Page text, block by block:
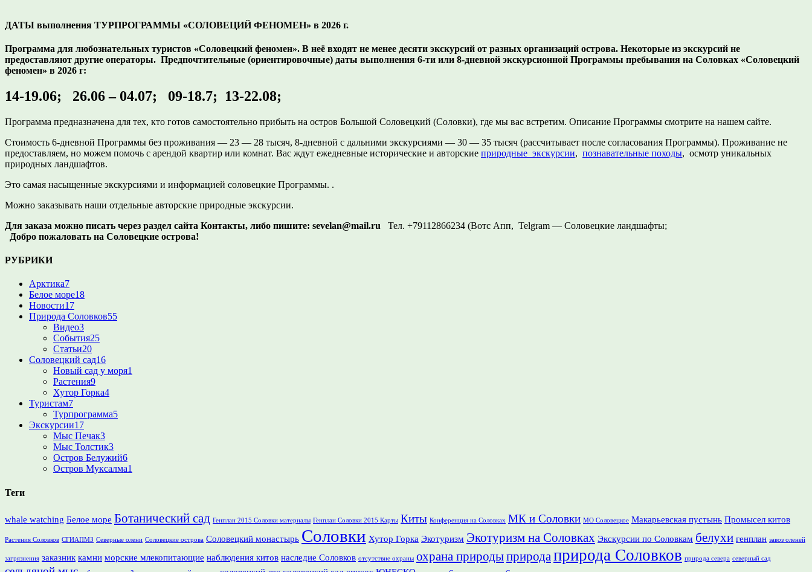
ДАТЫ выполнения ТУРПРОГРАММЫ «СОЛОВЕЦИЙ ФЕНОМЕН» в 2026 г.
Программа для любознательных туристов «Соловецкий феномен». В неё входят не менее десяти экскурсий от разных организаций острова. Некоторые из экскурсий не
предоставляют другие операторы. Предпочтительные (ориентировочные) даты выполнения 6-ти или 8-дневной экскурсионной Программы пребывания на Соловках «Соловецкий
феномен» в 2026 г:
14-19.06; 26.06 – 04.07; 09-18.7; 13-22.08;
Программа предназначена для тех, кто готов самостоятельно прибыть на остров Большой Соловецкий (Соловки), где мы вас встретим. Описание Программы смотрите на нашем сайте.
Стоимость 6-дневной Программы без проживания — 23 — 28 тысяч, 8-дневной с дальними экскурсиями — 30 — 35 тысяч (рассчитывает после согласования Программы). Проживание не
предоставляем, но можем помочь с арендой квартир или комнат. Вас ждут ежедневные исторические и авторские природные экскурсии, познавательные походы, осмотр уникальных
природных ландшафтов.
Это самая насыщенные экскурсиями и информацией соловецкие Программы. .
Можно заказывать наши отдельные авторские природные экскурсии.
Для заказа можно писать через раздел сайта Контакты, либо пишите: sevelan@mail.ru Тел. +79112866234 (Вотс Апп, Telgram — Соловецкие ландшафты;
Добро пожаловать на Соловецкие острова!
РУБРИКИ
Арктика7
Белое море18
Новости17
Природа Соловков55
Видео3
События25
Статьи20
Соловецкий сад16
Новый сад у моря1
Растения9
Хутор Горка4
Туристам7
Турпрограмма5
Экскурсии17
Мыс Печак3
Мыс Толстик3
Остров Белужий6
Остров Муксалма1
Теги
whale watching Белое море Ботанический сад Генплан 2015 Соловки материалы Генплан Соловки 2015 Карты Киты Конференция на Соловках МК и Соловки МО Соловецкое Макарьевская пустынь Промысел китов
Растения Соловков СГИАПМЗ Северные олени Соловецкие острова Соловецкий монастырь Соловки Хутор Горка Экотуризм Экотуризм на Соловках Экскурсии по Соловкам белухи генплан завоз оленей
загрязнения заказник камни морские млекопитающие наблюдения китов наследие Соловков отсутствие охраны охрана природыприродаприрода Соловков природа севера северный сад